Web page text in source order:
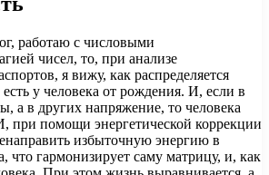
работаю с числовыми
чисел, то, при анализе
я вижу, как распределяется
у человека от рождения. И, если в
а в других напряжение, то человека
при помощи энергетической коррекции
избыточную энергию в
что гармонизирует саму матрицу, и, как